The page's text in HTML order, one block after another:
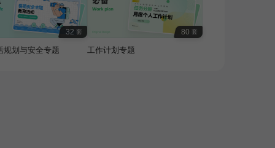
32 套
规划与安全专题
80 套
工作计划专题